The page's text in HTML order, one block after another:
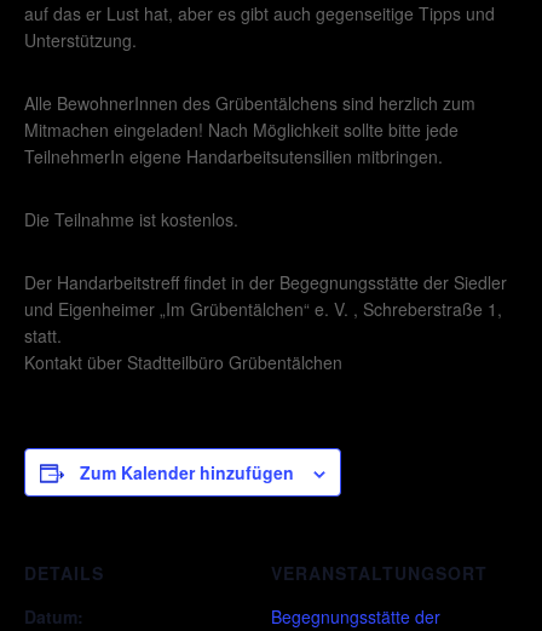
auf das er Lust hat, aber es gibt auch gegenseitige Tipps und
Unterstützung.
Alle BewohnerInnen des Grübentälchens sind herzlich zum
Mitmachen eingeladen! Nach Möglichkeit sollte bitte jede
TeilnehmerIn eigene Handarbeitsutensilien mitbringen.
Die Teilnahme ist kostenlos.
Der Handarbeitstreff findet in der Begegnungsstätte der Siedler
und Eigenheimer „Im Grübentälchen“ e. V. , Schreberstraße 1,
statt.
Kontakt über Stadtteilbüro Grübentälchen
Zum Kalender hinzufügen
DETAILS
Datum:
VERANSTALTUNGSORT
Begegnungsstätte der